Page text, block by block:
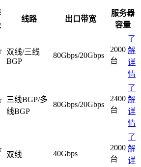
选机房
房
数据中心
线路 出口带宽
服务器
容量
双线/三线
BGP
80Gbps/20Gbps
2000
台
了
解
详
情
三线BGP/多
线BGP
80Gbps/20Gbps
2400
台
了
解
详
情
双线 40Gbps
2000
台
了
解
详